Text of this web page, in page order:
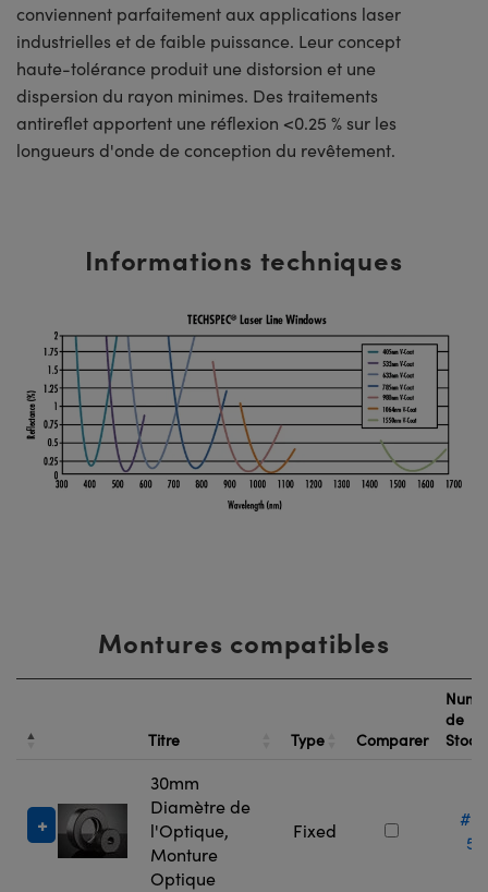
conviennent parfaitement aux applications laser
industrielles et de faible puissance. Leur concept
haute-tolérance produit une distorsion et une
dispersion du rayon minimes. Des traitements
antireflet apportent une réflexion <0.25 % sur les
longueurs d'onde de conception du revêtement.
Informations techniques
Montures compatibles
Titre Type Comparer
de
Stock
30mm
Diamètre de
l'Optique,
Monture
Optique
Fixed